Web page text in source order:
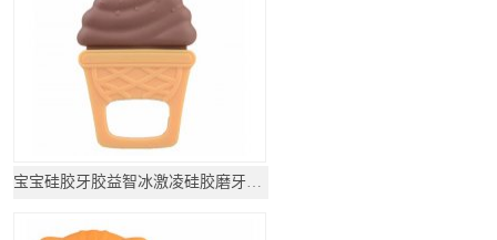
宝宝硅胶牙胶益智冰激凌硅胶磨牙玩具